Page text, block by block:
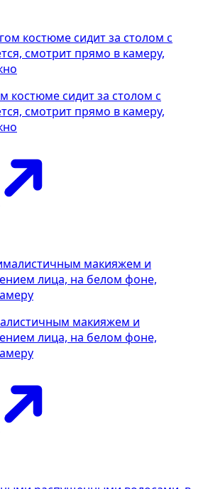
костюме сидит за столом с
смотрит прямо в камеру,
макияжем и
лица, на белом фоне,